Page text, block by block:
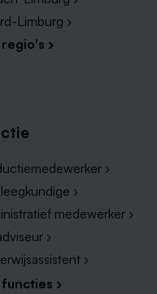
Zorg en
contact met ons op
informatie kun je
via 0495-
voor vrijdag 12
Limburg ›
›
›
›
medewerker ›
›
›
›